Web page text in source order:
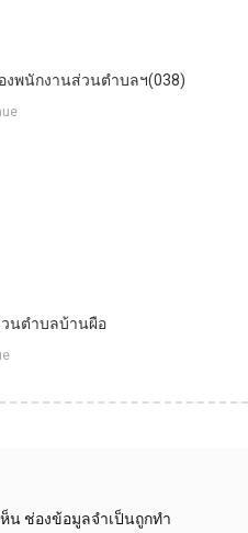
พนักงานส่วนตำบลฯ(038)
วนตําบลบ้านผือ
น ช่องข้อมูลจำเป็นถูกทำ